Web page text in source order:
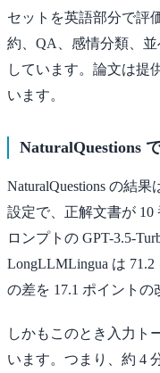
セットを英語部分で評
約、QA、感情分類、
しています。論文は提
います。
NaturalQuestions
NaturalQuestions の結
設定で、正解文書が
ロンプトの GPT-3.5-
LongLLMLingua は
の差を 17.1 ポイントの
しかもこのとき入力ト
います。つまり、約 4